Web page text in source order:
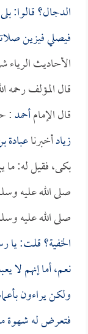
الدجال؟ قالوا:
فيصلي فيزين
الأحاديث الرياء
قال المؤلف
قال الإمامأحمد:
زيادأخبرناعبادة
بكى، فقيل له:
صلى الله عليه
صلى الله عليه
الخفية؟ قلت:
نعم، أما إنهم لا
ولكن يراءون
فتعرض له شهوة